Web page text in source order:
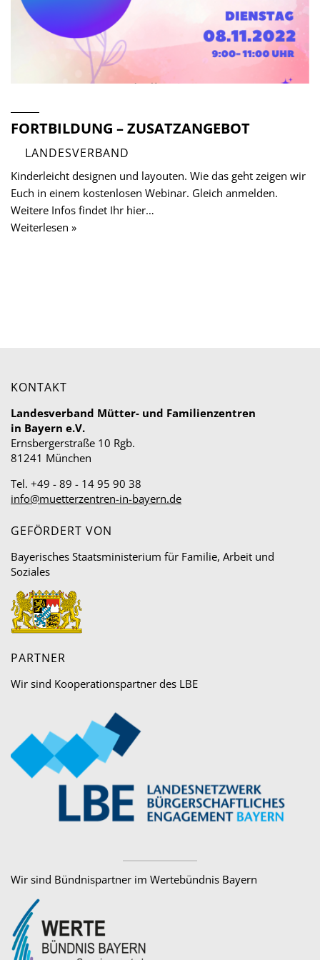
FORTBILDUNG – ZUSATZANGEBOT
LANDESVERBAND
Kinderleicht designen und layouten. Wie das geht zeigen wir
Euch in einem kostenlosen Webinar. Gleich anmelden.
Weitere Infos findet Ihr hier…
Weiterlesen »
KONTAKT
Landesverband Mütter- und Familienzentren
in Bayern e.V.
Ernsbergerstraße 10 Rgb.
81241 München
Tel. +49 - 89 - 14 95 90 38
info@muetterzentren-in-bayern.de
GEFÖRDERT VON
Bayerisches Staatsministerium für Familie, Arbeit und
Soziales
PARTNER
Wir sind Kooperationspartner des LBE
Wir sind Bündnispartner im Wertebündnis Bayern